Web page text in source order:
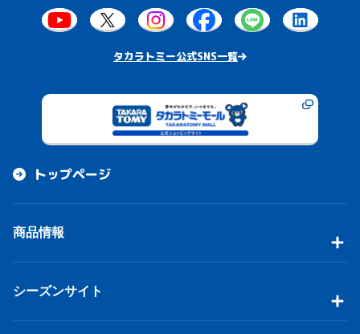
タカラトミー公式SNS一覧
トップページ
商品情報
シーズンサイト